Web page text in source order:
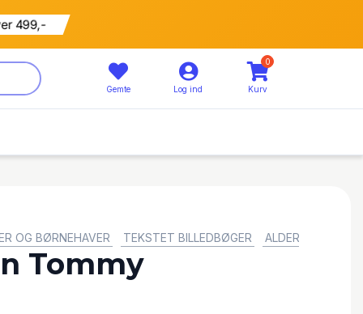
499,-
Gemte Log ind
0
Kurv
OG BØRNEHAVER TEKSTET BILLEDBØGER ALDERSTRIN:
Tommy